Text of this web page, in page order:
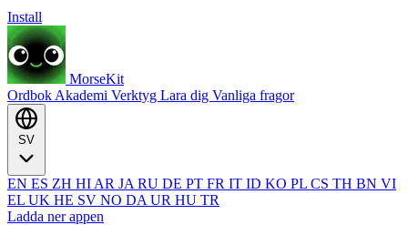
Install
MorseKit
Ordbok Akademi Verktyg Lara dig Vanliga fragor
EN ES ZH HI AR JA RU DE PT FR IT ID KO PL CS TH BN VI
EL UK HE SV NO DA UR HU TR
Ladda ner appen